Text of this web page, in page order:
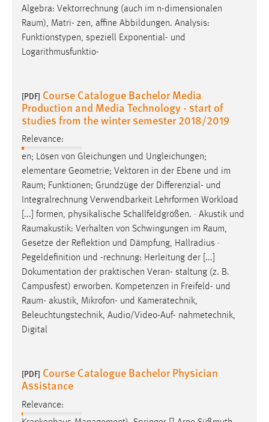
Algebra: Vektorrechnung (auch im n-dimensionalen
Raum), Matri- zen, affine Abbildungen. Analysis:
Funktionstypen, speziell Exponential- und
Logarithmusfunktio-
[PDF] Course Catalogue Bachelor Media
Production and Media Technology - start of
studies from the winter semester 2018/2019
Relevance:
en; Lösen von Gleichungen und Ungleichungen;
elementare Geometrie; Vektoren in der Ebene und im
Raum; Funktionen; Grundzüge der Differenzial- und
Integralrechnung Verwendbarkeit Lehrformen Workload
[...] formen, physikalische Schallfeldgrößen. · Akustik und
Raumakustik: Verhalten von Schwingungen im Raum,
Gesetze der Reflektion und Dämpfung, Hallradius ·
Pegeldefinition und -rechnung: Herleitung der [...]
Dokumentation der praktischen Veran- staltung (z. B.
Campusfest) erworben. Kompetenzen in Freifeld- und
Raum- akustik, Mikrofon- und Kameratechnik,
Beleuchtungstechnik, Audio/Video-Auf- nahmetechnik,
Digital
[PDF] Course Catalogue Bachelor Physician
Assistance
Relevance: